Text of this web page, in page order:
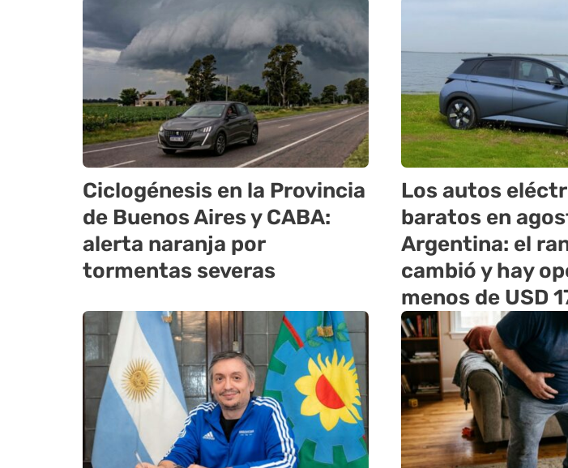
Ciclogénesis en la Provincia
de Buenos Aires y CABA:
alerta naranja por
tormentas severas
Los autos
baratos en
Argentina: el
cambió y hay
menos de USD